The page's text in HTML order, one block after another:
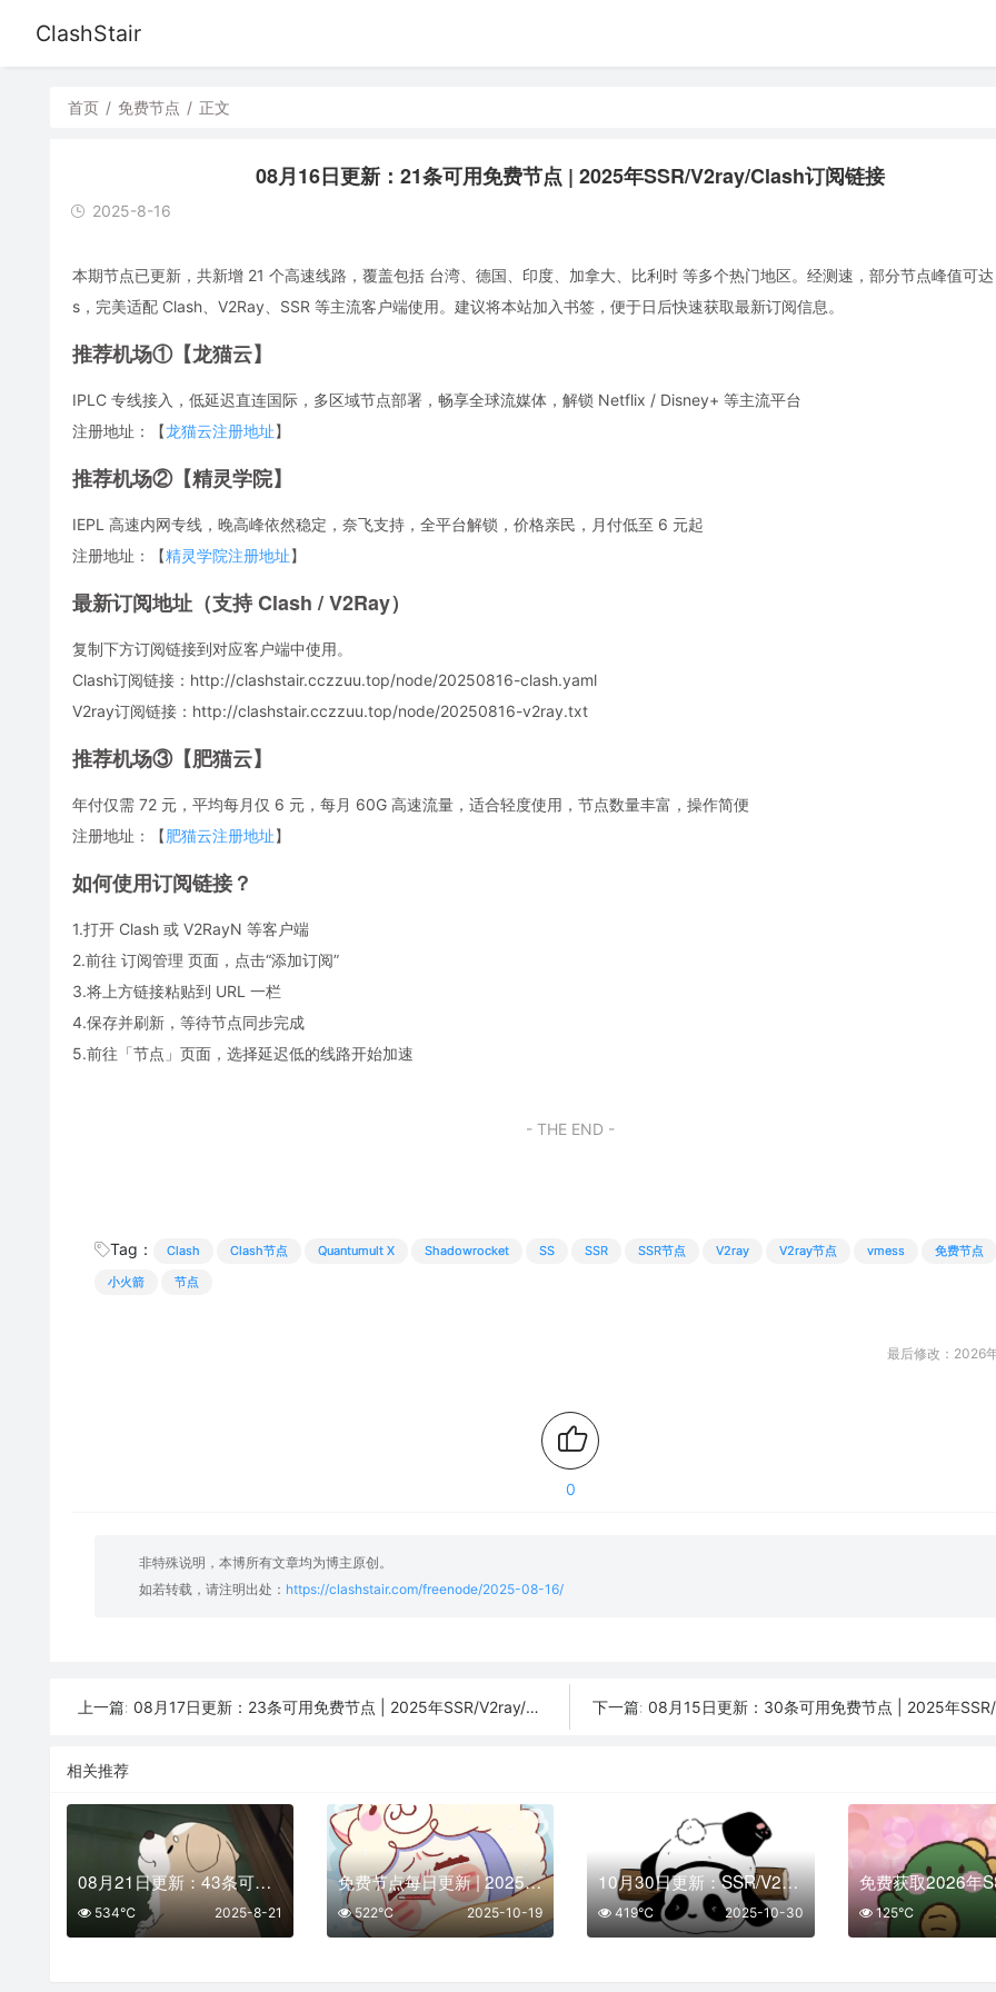
ClashStair
首页 / 免费节点 / 正文
08月16日更新：21条可用免费节点 | 2025年SSR/V2ray/Clash订阅链接
2025-8-16
本期节点已更新，共新增 21 个高速线路，覆盖包括 台湾、德国、印度、加拿大、比利时 等多个热门地区。经测速，部分节点峰值可
s，完美适配 Clash、V2Ray、SSR 等主流客户端使用。建议将本站加入书签，便于日后快速获取最新订阅信息。
推荐机场①【龙猫云】
IPLC 专线接入，低延迟直连国际，多区域节点部署，畅享全球流媒体，解锁 Netflix / Disney+ 等主流平台
注册地址：【龙猫云注册地址】
推荐机场②【精灵学院】
IEPL 高速内网专线，晚高峰依然稳定，奈飞支持，全平台解锁，价格亲民，月付低至 6 元起
注册地址：【精灵学院注册地址】
最新订阅地址（支持 Clash / V2Ray）
复制下方订阅链接到对应客户端中使用。
Clash订阅链接：http://clashstair.cczzuu.top/node/20250816-clash.yaml
V2ray订阅链接：http://clashstair.cczzuu.top/node/20250816-v2ray.txt
推荐机场③【肥猫云】
年付仅需 72 元，平均每月仅 6 元，每月 60G 高速流量，适合轻度使用，节点数量丰富，操作简便
注册地址：【肥猫云注册地址】
如何使用订阅链接？
1.打开 Clash 或 V2RayN 等客户端
2.前往 订阅管理 页面，点击“添加订阅”
3.将上方链接粘贴到 URL 一栏
4.保存并刷新，等待节点同步完成
5.前往「节点」页面，选择延迟低的线路开始加速
- THE END -
Tag： Clash Clash节点 Quantumult X Shadowrocket SS SSR SSR节点 V2ray V2ray节点 vmess
免费节点
小火箭
节点
最后修改：2026
0
非特殊说明，本博所有文章均为博主原创。
如若转载，请注明出处： https://clashstair.com/freenode/2025-08-16/
上一篇: 08月17日更新：23条可用免费节点 | 2025年SSR/V2ray/Clash订阅链接 下一篇: 08月15日更新：30条可用免费节点 | 2025年SSR/V2ray/Clash
相关推荐
08月21日更新：43条可用免费节点 | 2025年SSR/V2ray/Clash订阅链接
2025-8-21
534℃
免费节点每日更新 | 2025年10月19日SSR/V2Ray/Clash可用订阅
2025-10-19
522℃
10月30日更新：SSR/V2Ray/Clash可用节点27条分享
2025-10-30
419℃ 125℃